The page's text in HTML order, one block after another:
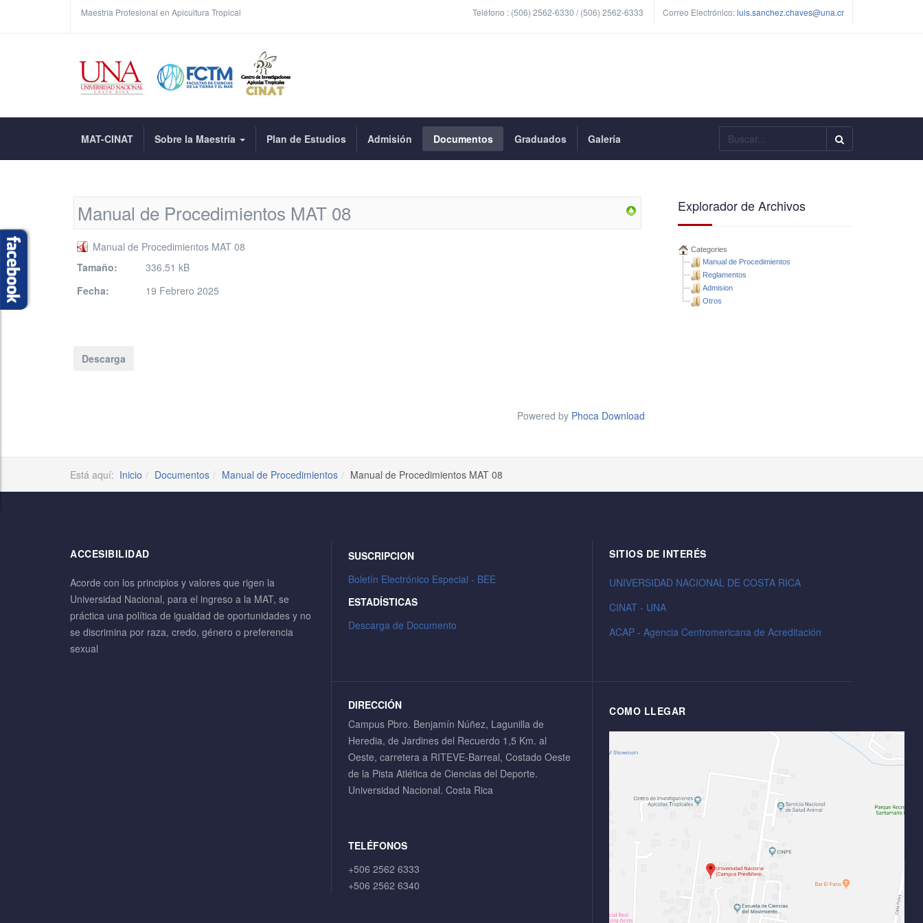
Maestría Profesional en Apicultura Tropical Teléfono : (506) 2562-6330 / (506) 2562-6333 Correo Electrónico:luis.sanchez.chaves@una.cr
MAT-CINAT Sobre la Maestría Plan de Estudios Admisión Documentos Graduados Galería Buscar...
Manual de Procedimientos MAT 08
Manual de Procedimientos MAT 08
Tamaño:
336.51 kB
Fecha:
19 Febrero 2025
Powered by Phoca Download
Explorador de Archivos
Categories
Manual de Procedimientos
Reglamentos
Admision
Otros
Está aquí: Inicio Documentos Manual de Procedimientos Manual de Procedimientos MAT 08
ACCESIBILIDAD
Acorde con los principios y valores que rigen la
Universidad Nacional, para el ingreso a la MAT, se
práctica una política de igualdad de oportunidades y no
se discrimina por raza, credo, género o preferencia
sexual
SUSCRIPCION
Boletín Electrónico Especial - BEE
ESTADÍSTICAS
Descarga de Documento
DIRECCIÓN
Campus Pbro. Benjamín Núñez, Lagunilla de
Heredia, de Jardines del Recuerdo 1,5 Km. al
Oeste, carretera a RITEVE-Barreal, Costado Oeste
de la Pista Atlética de Ciencias del Deporte.
Universidad Nacional. Costa Rica
TELÉFONOS
+506 2562 6333
+506 2562 6340
SITIOS DE INTERÉS
UNIVERSIDAD NACIONAL DE COSTA RICA
CINAT - UNA
ACAP - Agencia Centromericana de Acreditación
COMO LLEGAR